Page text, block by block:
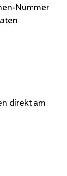
Nummer
direkt am